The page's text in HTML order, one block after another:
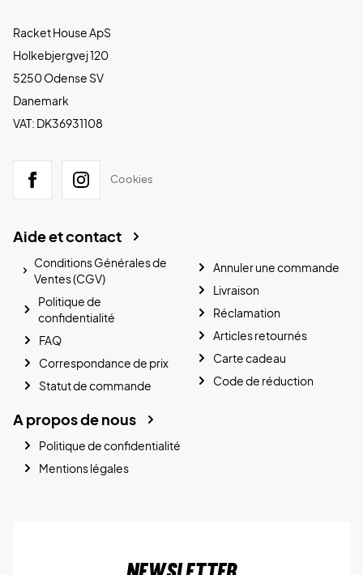
Racket House ApS
Holkebjergvej 120
5250 Odense SV
Danemark
VAT: DK36931108
Cookies
Aide et contact
Conditions Générales de
Ventes (CGV)
Politique de
confidentialité
FAQ
Correspondance de prix
Statut de commande
Annuler une commande
Livraison
Réclamation
Articles retournés
Carte cadeau
Code de réduction
A propos de nous
Politique de confidentialité
Mentions légales